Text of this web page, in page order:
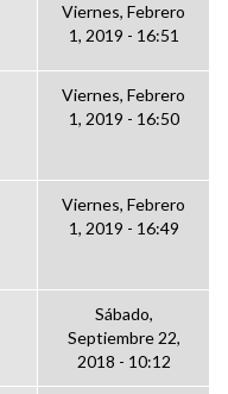
Viernes, Febrero
1, 2019 - 16:51
Viernes, Febrero
1, 2019 - 16:50
Viernes, Febrero
1, 2019 - 16:49
Sábado,
Septiembre 22,
2018 - 10:12